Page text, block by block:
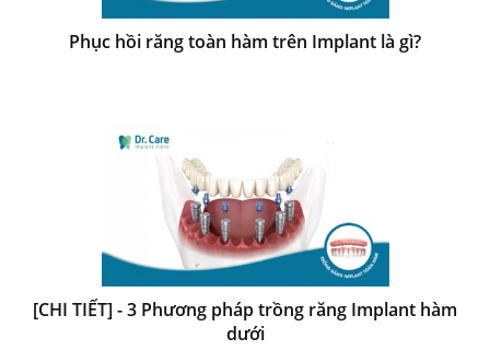
Phục hồi răng toàn hàm trên Implant là gì?
[CHI TIẾT] - 3 Phương pháp trồng răng Implant hàm
dưới